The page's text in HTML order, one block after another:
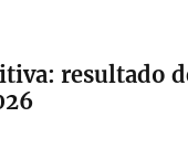
resultado